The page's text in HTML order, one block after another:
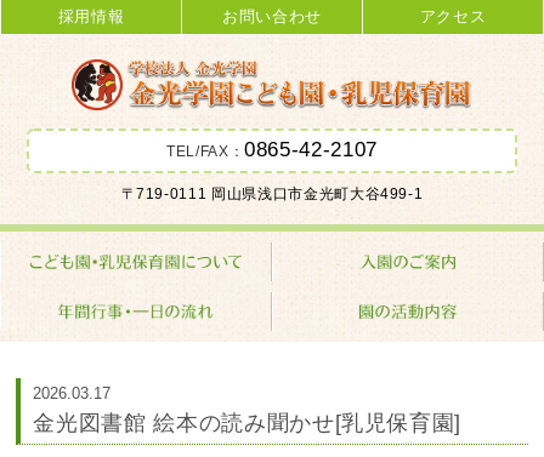
金光学園こども園･乳児保育園 学校
法人 金光学園
採用情報 お問い合わせ アクセス
TEL/FAX：0865-42-2107
〒719-0111 岡山県浅口市金光町大谷499-1
2026.03.17
金光図書館 絵本の読み聞かせ[乳児保育園]